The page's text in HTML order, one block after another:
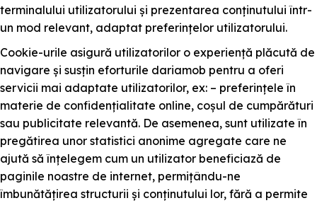
terminalului utilizatorului și prezentarea conținutului într-
un mod relevant, adaptat preferințelor utilizatorului.
Cookie-urile asigură utilizatorilor o experiență plăcută de
navigare și susțin eforturile dariamob pentru a oferi
servicii mai adaptate utilizatorilor, ex: – preferințele în
materie de confidențialitate online, coșul de cumpărături
sau publicitate relevantă. De asemenea, sunt utilizate în
pregătirea unor statistici anonime agregate care ne
ajută să înțelegem cum un utilizator beneficiază de
paginile noastre de internet, permițându-ne
îmbunătățirea structurii și conținutului lor, fără a permite